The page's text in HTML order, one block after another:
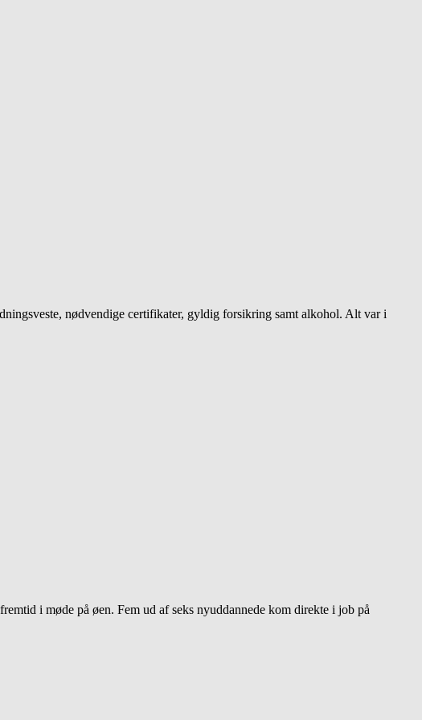
nødvendige certifikater, gyldig forsikring samt alkohol. Alt var i
i møde på øen. Fem ud af seks nyuddannede kom direkte i job på